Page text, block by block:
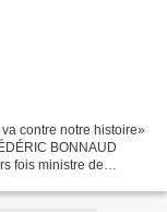
contre notre histoire»
BONNAUD
fois ministre de